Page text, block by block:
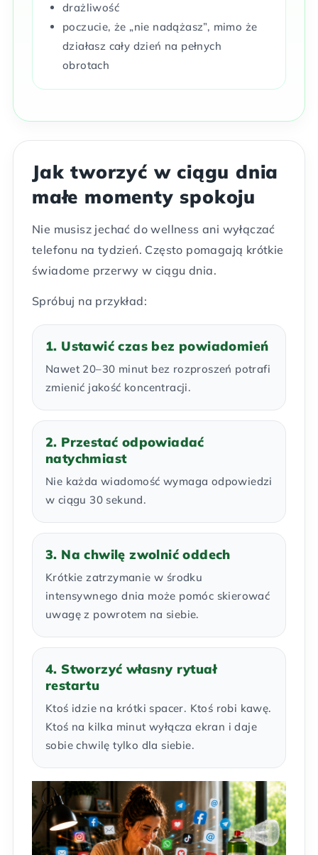
drażliwość
poczucie, że „nie nadążasz”, mimo że
działasz cały dzień na pełnych
obrotach
Jak tworzyć w ciągu dnia
małe momenty spokoju
Nie musisz jechać do wellness ani wyłączać
telefonu na tydzień. Często pomagają krótkie
świadome przerwy w ciągu dnia.
Spróbuj na przykład:
1. Ustawić czas bez powiadomień
Nawet 20–30 minut bez rozproszeń potrafi
zmienić jakość koncentracji.
2. Przestać odpowiadać
natychmiast
Nie każda wiadomość wymaga odpowiedzi
w ciągu 30 sekund.
3. Na chwilę zwolnić oddech
Krótkie zatrzymanie w środku
intensywnego dnia może pomóc skierować
uwagę z powrotem na siebie.
4. Stworzyć własny rytuał
restartu
Ktoś idzie na krótki spacer. Ktoś robi kawę.
Ktoś na kilka minut wyłącza ekran i daje
sobie chwilę tylko dla siebie.